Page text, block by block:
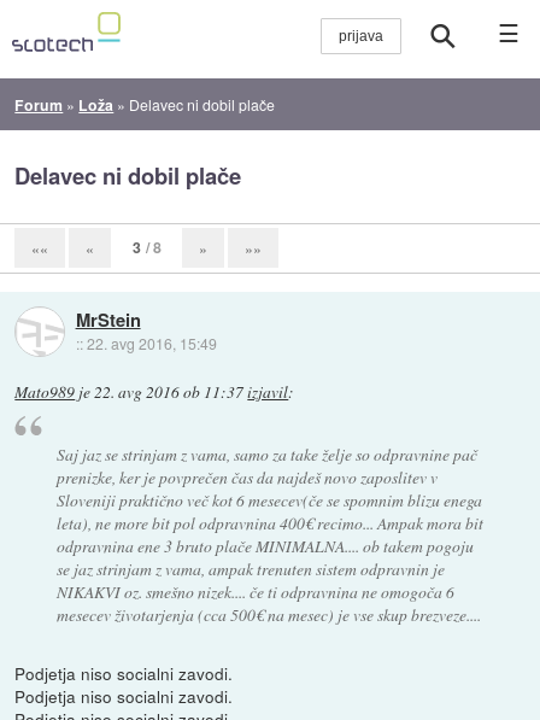
☰
Forum » Loža » Delavec ni dobil plače
Delavec ni dobil plače
«« « 3 / 8 » »»
MrStein
::22. avg 2016, 15:49
Mato989 je22. avg 2016 ob 11:37izjavil:
Saj jaz se strinjam z vama, samo za take želje so odpravnine pač
prenizke, ker je povprečen čas da najdeš novo zaposlitev v
Sloveniji praktično več kot 6 mesecev(če se spomnim blizu enega
leta), ne more bit pol odpravnina 400€ recimo... Ampak mora bit
odpravnina ene 3 bruto plače MINIMALNA.... ob takem pogoju
se jaz strinjam z vama, ampak trenuten sistem odpravnin je
NIKAKVI oz. smešno nizek.... če ti odpravnina ne omogoča 6
mesecev životarjenja (cca 500€ na mesec) je vse skup brezveze....
Podjetja niso socialni zavodi.
Podjetja niso socialni zavodi.